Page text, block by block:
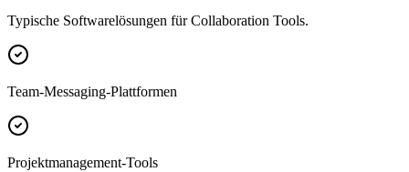
Typische Softwarelösungen für Collaboration Tools.
Team-Messaging-Plattformen
Projektmanagement-Tools